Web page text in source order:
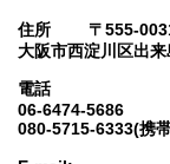
住所 〒555-
大阪市西淀川区出
電話
06-6474-5686
080-5715-6333(携